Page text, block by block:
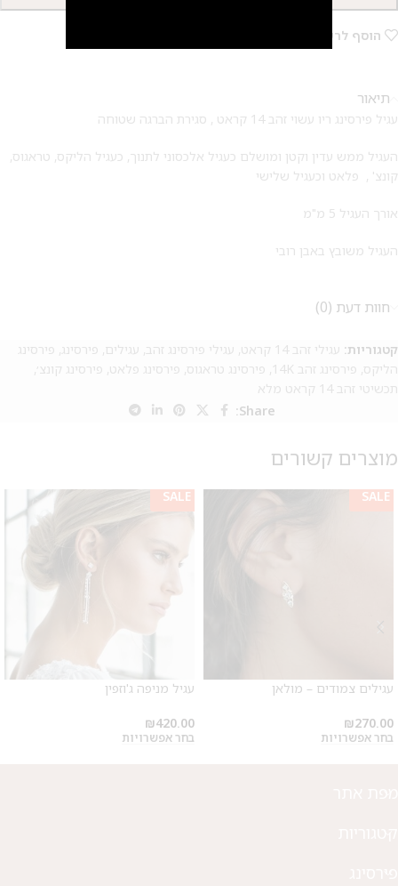
הוסף לרשימת המשאלות
תיאור
עגיל פירסינג ריו עשוי זהב 14 קראט , סגירת הברגה שטוחה
העגיל ממש עדין וקטן ומושלם כעגיל אלכסוני לתנוך, כעגיל הליקס, טראגוס,
קונצ' , פלאט וכעגיל שלישי
אורך העגיל 5 מ"מ
העגיל משובץ באבן רובי
חוות דעת (0)
קטגוריות: עגילי זהב 14 קראט , עגילי פירסינג זהב, עגילים, פירסינג, פירסינג
הליקס, פירסינג זהב 14K , פירסינג טראגוס, פירסינג פלאט, פירסינג קונצ׳,
תכשיטי זהב 14 קראט מלא
Share:
מוצרים קשורים
SALE
עגילים צמודים – מולאן
₪270.00
בחר אפשרויות
SALE
עגיל מניפה ג'וזפין
₪420.00
בחר אפשרויות
לקביעת תור לפירסינג ועיצוב